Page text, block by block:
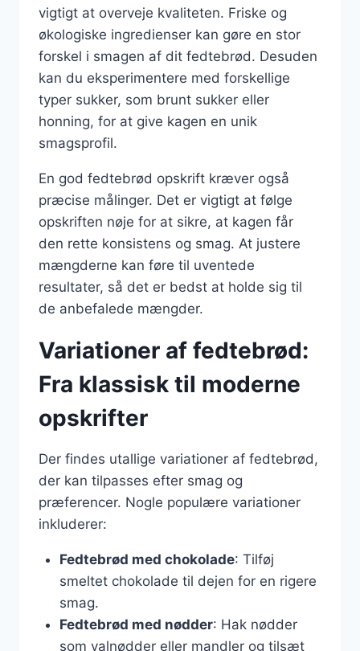
vigtigt at overveje kvaliteten. Friske og
økologiske ingredienser kan gøre en stor
forskel i smagen af dit fedtebrød. Desuden
kan du eksperimentere med forskellige
typer sukker, som brunt sukker eller
honning, for at give kagen en unik
smagsprofil.
En god fedtebrød opskrift kræver også
præcise målinger. Det er vigtigt at følge
opskriften nøje for at sikre, at kagen får
den rette konsistens og smag. At justere
mængderne kan føre til uventede
resultater, så det er bedst at holde sig til
de anbefalede mængder.
Variationer af fedtebrød:
Fra klassisk til moderne
opskrifter
Der findes utallige variationer af fedtebrød,
der kan tilpasses efter smag og
præferencer. Nogle populære variationer
inkluderer:
Fedtebrød med chokolade: Tilføj
smeltet chokolade til dejen for en rigere
smag.
Fedtebrød med nødder: Hak nødder
som valnødder eller mandler og tilsæt